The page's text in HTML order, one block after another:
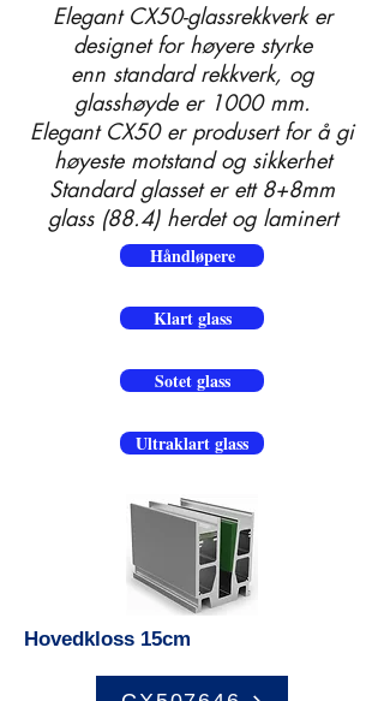
Elegant CX50-glassrekkverk er
designet for høyere styrke
enn standard rekkverk, og
glasshøyde er 1000 mm.
Elegant CX50 er produsert for å gi
høyeste motstand og sikkerhet
Standard glasset er ett 8+8mm
glass (88.4) herdet og laminert
Håndløpere
Klart glass
Sotet glass
Ultraklart glass
Hovedkloss 15cm